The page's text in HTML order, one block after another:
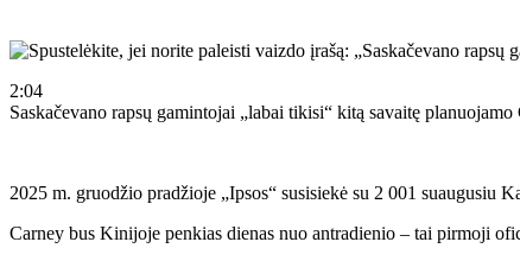
2:04
Saskačevano rapsų gamintojai „labai tikisi“ kitą savaitę
2025 m. gruodžio pradžioje „Ipsos“ susisiekė su 2 001 suaugusiu
Carney bus Kinijoje penkias dienas nuo antradienio – tai pirmoji